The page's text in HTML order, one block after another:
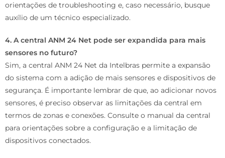
orientações de troubleshooting e, caso necessário, busque
auxílio de um técnico especializado.
4. A central ANM 24 Net pode ser expandida para mais
sensores no futuro?
Sim, a central ANM 24 Net da Intelbras permite a expansão
do sistema com a adição de mais sensores e dispositivos de
segurança. É importante lembrar de que, ao adicionar novos
sensores, é preciso observar as limitações da central em
termos de zonas e conexões. Consulte o manual da central
para orientações sobre a configuração e a limitação de
dispositivos conectados.